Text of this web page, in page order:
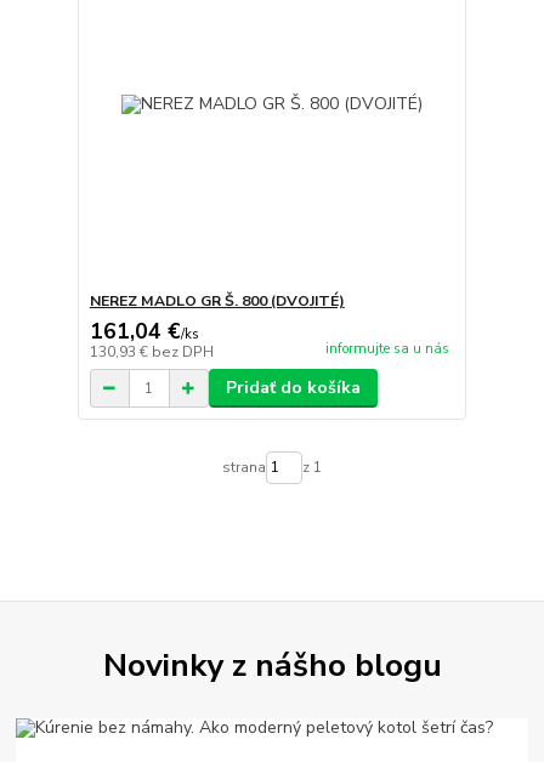
NEREZ MADLO GR Š. 800 (DVOJITÉ)
161,04 €/ks
130,93 € bez DPH informujte sa u nás
Pridať do košíka
strana z 1
Novinky z nášho blogu